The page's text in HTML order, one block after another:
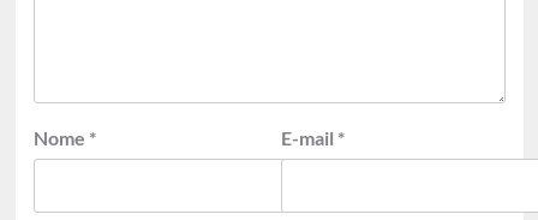
Nome * E-mail *